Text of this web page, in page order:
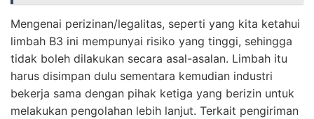
Mengenai perizinan/legalitas, seperti yang kita ketahui
limbah B3 ini mempunyai risiko yang tinggi, sehingga
tidak boleh dilakukan secara asal-asalan. Limbah itu
harus disimpan dulu sementara kemudian industri
bekerja sama dengan pihak ketiga yang berizin untuk
melakukan pengolahan lebih lanjut. Terkait pengiriman